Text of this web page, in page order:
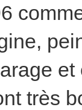
très